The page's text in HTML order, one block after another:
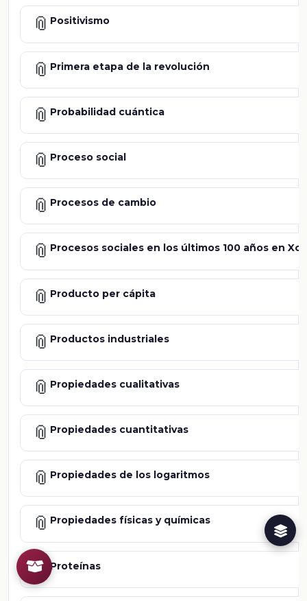
📎 Positivismo
📎 Primera etapa de la revolución
📎 Probabilidad cuántica
📎 Proceso social
📎 Procesos de cambio
📎 Procesos sociales en los últimos 100 años en
📎 Producto per cápita
📎 Productos industriales
📎 Propiedades cualitativas
📎 Propiedades cuantitativas
📎 Propiedades de los logaritmos
📎 Propiedades físicas y químicas
📎Proteínas